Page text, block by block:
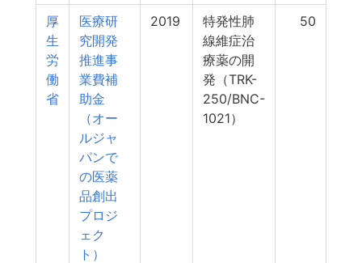
厚
生
労
働
省
医療研
究開発
推進事
業費補
助金
（オー
ルジャ
パンで
の医薬
品創出
プロジ
ェク
ト）
2019
特発性肺
線維症治
療薬の開
発（TRK-
250/BNC-
1021）
50